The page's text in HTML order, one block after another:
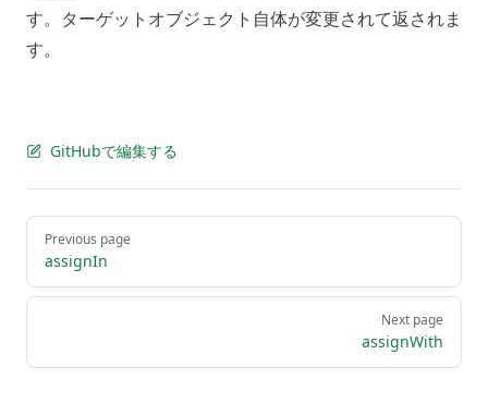
す。ターゲットオブジェクト自体が変更されて返されま
す。
GitHubで編集する
Pager
Previous page
assignIn
Next page
assignWith